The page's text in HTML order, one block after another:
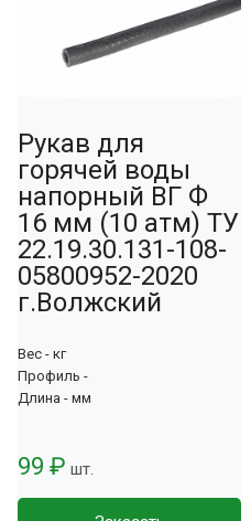
Рукав для
горячей воды
напорный ВГ Ф
16 мм (10 атм) ТУ
22.19.30.131-108-
05800952-2020
г.Волжский
Вес - кг
Профиль -
Длина - мм
99 ₽ шт.